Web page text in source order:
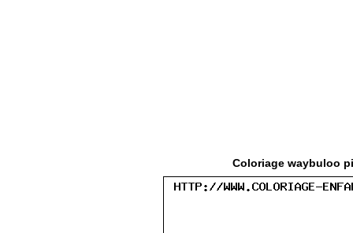
Coloriage waybuloo